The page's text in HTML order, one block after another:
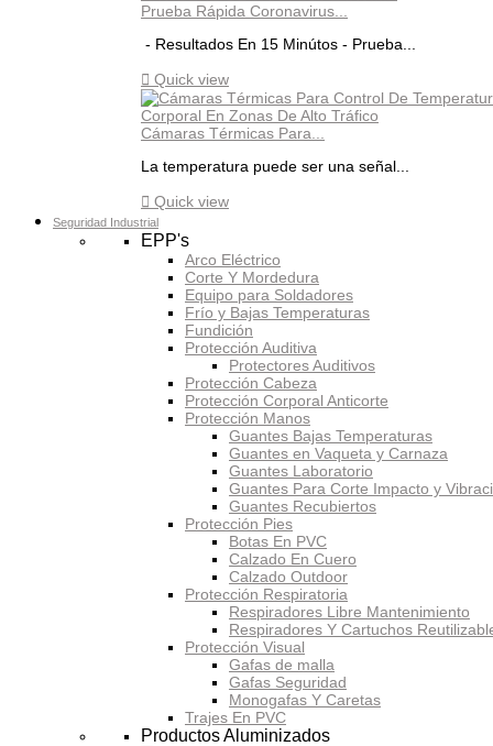
Prueba Rápida Coronavirus...
- Resultados En 15 Minútos - Prueba...
 Quick view
Cámaras Térmicas Para...
La temperatura puede ser una señal...
 Quick view
Seguridad Industrial
EPP's
Arco Eléctrico
Corte Y Mordedura
Equipo para Soldadores
Frío y Bajas Temperaturas
Fundición
Protección Auditiva
Protectores Auditivos
Protección Cabeza
Protección Corporal Anticorte
Protección Manos
Guantes Bajas Temperaturas
Guantes en Vaqueta y Carnaza
Guantes Laboratorio
Guantes Para Corte Impacto y
Guantes Recubiertos
Protección Pies
Botas En PVC
Calzado En Cuero
Calzado Outdoor
Protección Respiratoria
Respiradores Libre Mantenimiento
Respiradores Y Cartuchos
Protección Visual
Gafas de malla
Gafas Seguridad
Monogafas Y Caretas
Trajes En PVC
Productos Aluminizados